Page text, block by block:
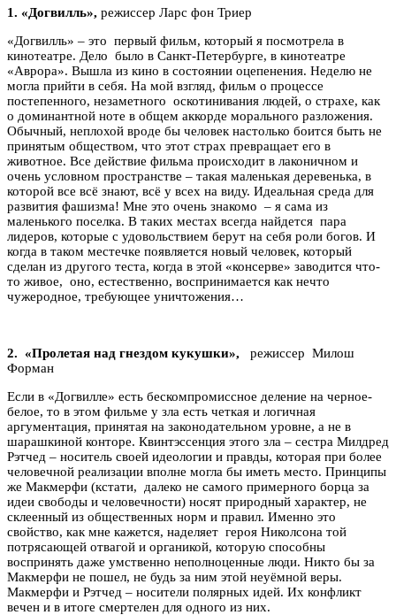
1. «Догвилль», режиссер Ларс фон Триер
«Догвилль» – это первый фильм, который я посмотрела в
кинотеатре. Дело было в Санкт-Петербурге, в кинотеатре
«Аврора». Вышла из кино в состоянии оцепенения. Неделю не
могла прийти в себя. На мой взгляд, фильм о процессе
постепенного, незаметного оскотинивания людей, о страхе, как
о доминантной ноте в общем аккорде морального разложения.
Обычный, неплохой вроде бы человек настолько боится быть не
принятым обществом, что этот страх превращает его в
животное. Все действие фильма происходит в лаконичном и
очень условном пространстве – такая маленькая деревенька, в
которой все всё знают, всё у всех на виду. Идеальная среда для
развития фашизма! Мне это очень знакомо – я сама из
маленького поселка. В таких местах всегда найдется пара
лидеров, которые с удовольствием берут на себя роли богов. И
когда в таком местечке появляется новый человек, который
сделан из другого теста, когда в этой «консерве» заводится что-
то живое, оно, естественно, воспринимается как нечто
чужеродное, требующее уничтожения…
2. «Пролетая над гнездом кукушки», режиссер Милош
Форман
Если в «Догвилле» есть бескомпромиссное деление на черное-
белое, то в этом фильме у зла есть четкая и логичная
аргументация, принятая на законодательном уровне, а не в
шарашкиной конторе. Квинтэссенция этого зла – сестра Милдред
Рэтчед – носитель своей идеологии и правды, которая при более
человечной реализации вполне могла бы иметь место. Принципы
же Макмерфи (кстати, далеко не самого примерного борца за
идеи свободы и человечности) носят природный характер, не
склеенный из общественных норм и правил. Именно это
свойство, как мне кажется, наделяет героя Николсона той
потрясающей отвагой и органикой, которую способны
воспринять даже умственно неполноценные люди. Никто бы за
Макмерфи не пошел, не будь за ним этой неуёмной веры.
Макмерфи и Рэтчед – носители полярных идей. Их конфликт
вечен и в итоге смертелен для одного из них.